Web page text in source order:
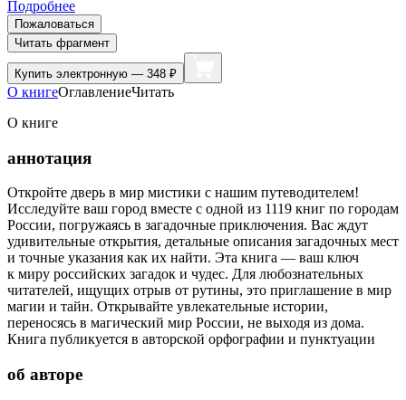
Подробнее
Пожаловаться
Читать фрагмент
Купить электронную — 348 ₽
О книгеОглавлениеЧитать
О книге
аннотация
Откройте дверь в мир мистики с нашим путеводителем!
Исследуйте ваш город вместе с одной из 1119 книг по городам
России, погружаясь в загадочные приключения. Вас ждут
удивительные открытия, детальные описания загадочных мест
и точные указания как их найти. Эта книга — ваш ключ
к миру российских загадок и чудес. Для любознательных
читателей, ищущих отрыв от рутины, это приглашение в мир
магии и тайн. Открывайте увлекательные истории,
переносясь в магический мир России, не выходя из дома.
Книга публикуется в авторской орфографии и пунктуации
об авторе